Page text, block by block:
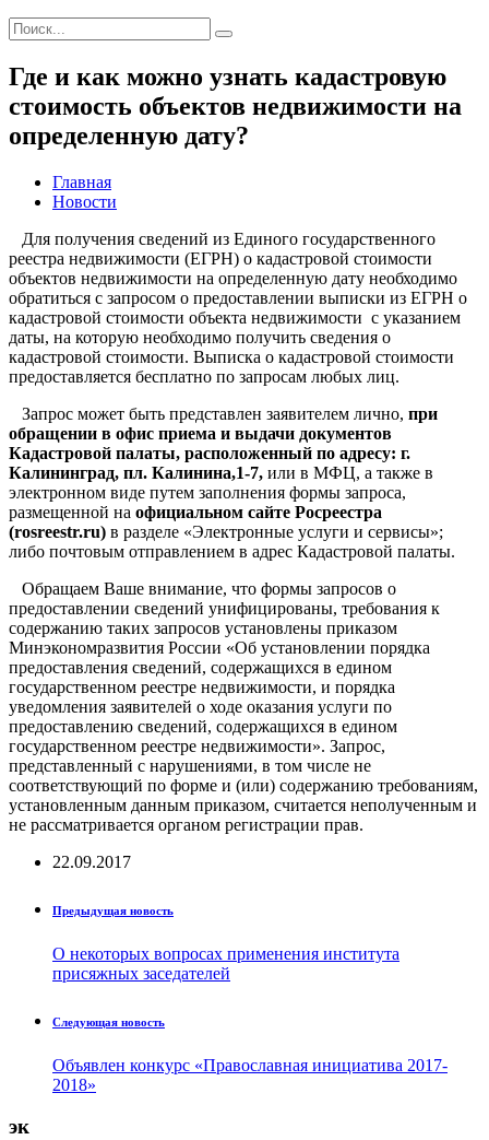
Где и как можно узнать кадастровую
стоимость объектов недвижимости на
определенную дату?
Главная
Новости
Для получения сведений из Единого государственного
реестра недвижимости (ЕГРН) о кадастровой стоимости
объектов недвижимости на определенную дату необходимо
обратиться с запросом о предоставлении выписки из ЕГРН о
кадастровой стоимости объекта недвижимости с указанием
даты, на которую необходимо получить сведения о
кадастровой стоимости. Выписка о кадастровой стоимости
предоставляется бесплатно по запросам любых лиц.
Запрос может быть представлен заявителем лично, при
обращении в офис приема и выдачи документов
Кадастровой палаты, расположенный по адресу: г.
Калининград, пл. Калинина,1-7, или в МФЦ, а также в
электронном виде путем заполнения формы запроса,
размещенной на официальном сайте Росреестра
(rosreestr.ru) в разделе «Электронные услуги и сервисы»;
либо почтовым отправлением в адрес Кадастровой палаты.
Обращаем Ваше внимание, что формы запросов о
предоставлении сведений унифицированы, требования к
содержанию таких запросов установлены приказом
Минэкономразвития России «Об установлении порядка
предоставления сведений, содержащихся в едином
государственном реестре недвижимости, и порядка
уведомления заявителей о ходе оказания услуги по
предоставлению сведений, содержащихся в едином
государственном реестре недвижимости». Запрос,
представленный с нарушениями, в том числе не
соответствующий по форме и (или) содержанию требованиям,
установленным данным приказом, считается неполученным и
не рассматривается органом регистрации прав.
22.09.2017
Предыдущая новость
О некоторых вопросах применения института
присяжных заседателей
Следующая новость
Объявлен конкурс «Православная инициатива 2017-
2018»
эк